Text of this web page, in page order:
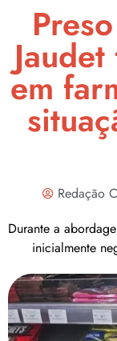
em
Redação
Durante a
inicialmente